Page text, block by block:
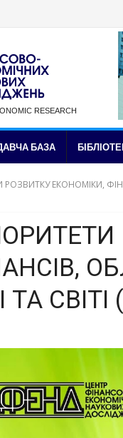
RESEARCH
БАЗА
РОЗВИТКУ ЕКОНОМІКИ,
СВІТІ